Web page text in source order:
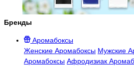
Бренды
Аромабоксы
Женские Аромабоксы Мужские
Аромабоксы Афродизиак